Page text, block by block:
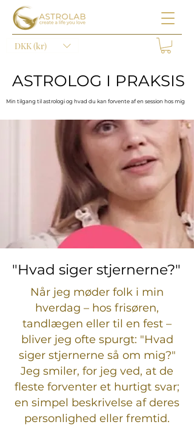
DKK (kr)
ASTROLOG I PRAKSIS
ASTROLOG I PRAKSIS
Min tilgang til astrologi og hvad du kan forvente af en session hos mig
Min tilgang til astrologi og hvad du kan forvente af en session hos mig
"Hvad siger stjernerne?"
"Hvad siger stjernerne?"
Når jeg møder folk i min
hverdag – hos frisøren,
tandlægen eller til en fest –
bliver jeg ofte spurgt: "Hvad
siger stjernerne så om mig?"
Jeg smiler, for jeg ved, at de
fleste forventer et hurtigt svar;
en simpel beskrivelse af deres
personlighed eller fremtid.